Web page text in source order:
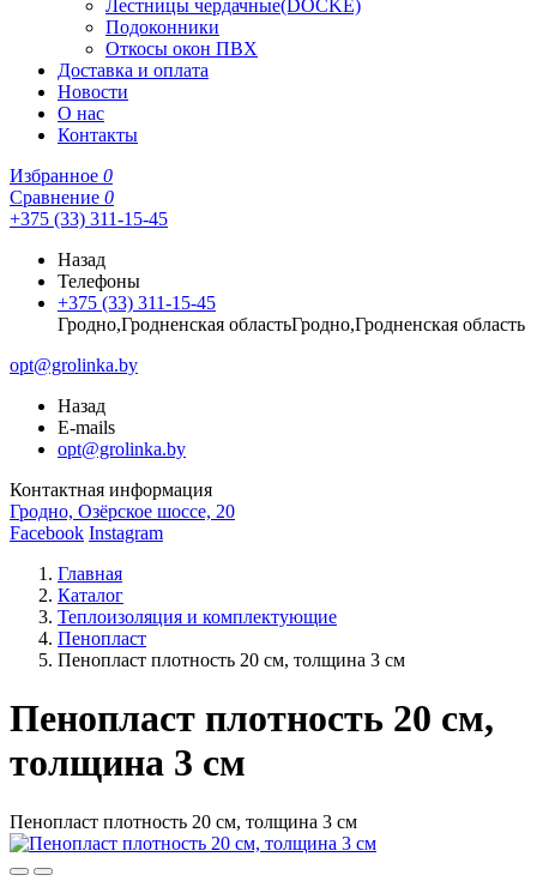
Лестницы чердачные(DOCKE)
Подоконники
Откосы окон ПВХ
Доставка и оплата
Новости
О нас
Контакты
Избранное 0
Сравнение 0
+375 (33) 311-15-45
Назад
Телефоны
+375 (33) 311-15-45
Гродно,Гродненская областьГродно,Гродненская область
opt@grolinka.by
Назад
E-mails
opt@grolinka.by
Контактная информация
Гродно, Озёрское шоссе, 20
Facebook Instagram
Главная
Каталог
Теплоизоляция и комплектующие
Пенопласт
Пенопласт плотность 20 см, толщина 3 см
Пенопласт плотность 20 см,
толщина 3 см
Пенопласт плотность 20 см, толщина 3 см